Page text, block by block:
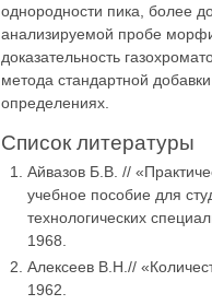
однородности пика, более
анализируемой пробе
доказательность
метода стандартной
определениях.
Список литературы
Айвазов Б.В. //
учебное пособие для
технологических
1968.
Алексеев В.Н.//
1962.